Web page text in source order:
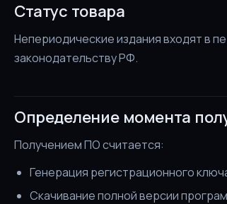
Статус товара
Непериодические издания входят в
законодательству РФ.
Определение момента
Получением ПО считается:
Генерация регистрационного
Скачивание полной версии